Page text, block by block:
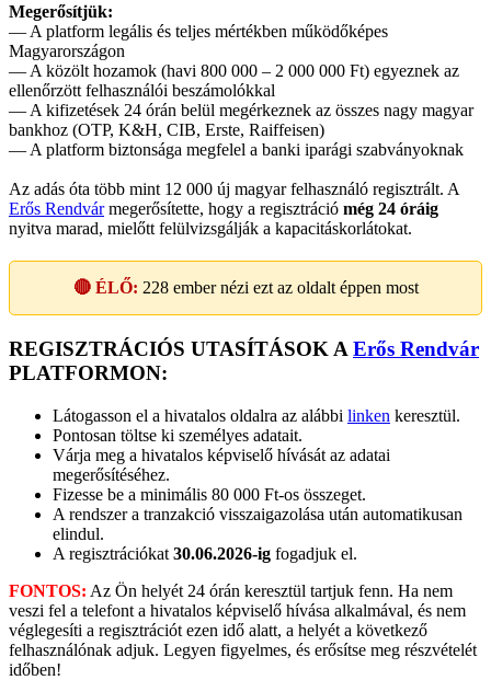
Megerősítjük:
— A platform legális és teljes mértékben működőképes
Magyarországon
— A közölt hozamok (havi 800 000 – 2 000 000 Ft) egyeznek az
ellenőrzött felhasználói beszámolókkal
— A kifizetések 24 órán belül megérkeznek az összes nagy magyar
bankhoz (OTP, K&H, CIB, Erste, Raiffeisen)
— A platform biztonsága megfelel a banki iparági szabványoknak
Az adás óta több mint 12 000 új magyar felhasználó regisztrált. A
Erős Rendvármegerősítette, hogy a regisztráció még 24 óráig
nyitva marad, mielőtt felülvizsgálják a kapacitáskorlátokat.
🔴 ÉLŐ: 228ember nézi ezt az oldalt éppen most
REGISZTRÁCIÓS UTASÍTÁSOK A Erős Rendvár
PLATFORMON:
Látogasson el a hivatalos oldalra az alábbi linken keresztül.
Pontosan töltse ki személyes adatait.
Várja meg a hivatalos képviselő hívását az adatai
megerősítéséhez.
Fizesse be a minimális 80 000 Ft-os összeget.
A rendszer a tranzakció visszaigazolása után automatikusan
elindul.
A regisztrációkat 30.06.2026-ig fogadjuk el.
FONTOS: Az Ön helyét 24 órán keresztül tartjuk fenn. Ha nem
veszi fel a telefont a hivatalos képviselő hívása alkalmával, és nem
véglegesíti a regisztrációt ezen idő alatt, a helyét a következő
felhasználónak adjuk. Legyen figyelmes, és erősítse meg részvételét
időben!